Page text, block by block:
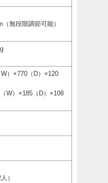
無段階調節可能）
）×770（D）×120
W）×185（D）×108
）